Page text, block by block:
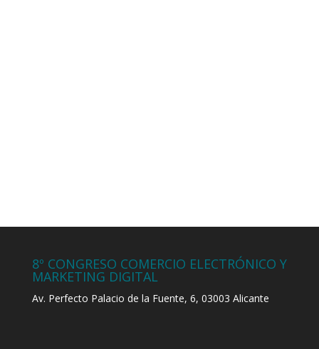
8º CONGRESO COMERCIO ELECTRÓNICO Y
MARKETING DIGITAL
Av. Perfecto Palacio de la Fuente, 6, 03003 Alicante